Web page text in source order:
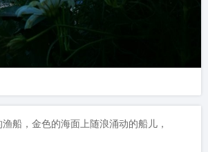
船，金色的海面上随浪涌动的船儿，